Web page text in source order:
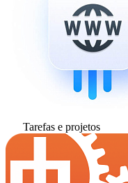
Tarefas e projetos